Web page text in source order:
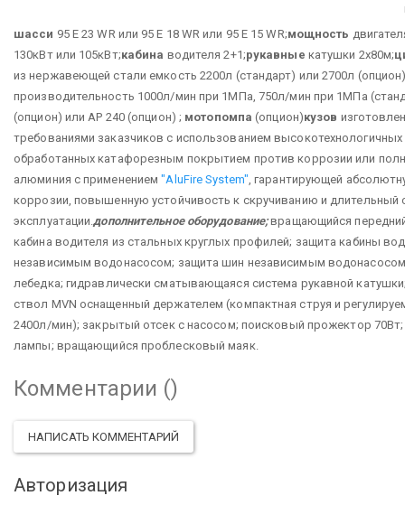
шасси 95 E 23 WR или 95 E 18 WR или 95 E 15 WR;мощность
130кВт или 105кВт;кабина водителя 2+1;рукавные катушки 2х80м;
из нержавеющей стали емкость 2200л (стандарт) или 2700л
производительность 1000л/мин при 1МПа, 750л/мин при 1МПа
(опцион) или АР 240 (опцион) ; мотопомпа (опцион)кузов
требованиями заказчиков с использованием
обработанных катафорезным покрытием против коррозии или
алюминия с применением"AluFire System" , гарантирующей
коррозии, повышенную устойчивость к скручиванию и длительный
эксплуатации.дополнительное оборудование;вращающийся
кабина водителя из стальных круглых профилей; защита кабины
независимым водонасосом; защита шин независимым
лебедка; гидравлически сматывающаяся система рукавной
ствол MVN оснащенный держателем (компактная струя и
2400л/мин); закрытый отсек с насосом; поисковый прожектор 70Вт;
лампы; вращающийся проблесковый маяк.
Комментарии ()
НАПИСАТЬ КОММЕНТАРИЙ
Авторизация